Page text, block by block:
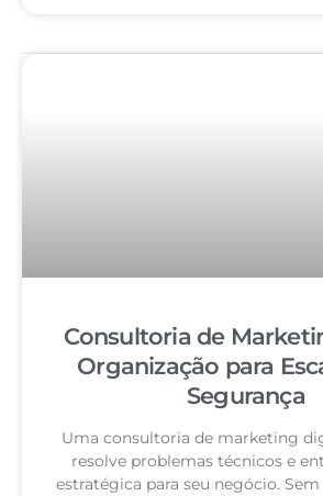
Consultoria de
Organização para
Segurança
Uma consultoria de marketing
resolve problemas técnicos e
estratégica para seu negócio.